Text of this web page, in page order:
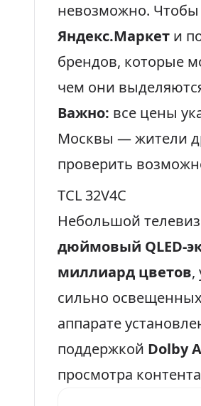
невозможно. Чтобы
Яндекс.Маркет и
брендов, которые
чем они
Важно: все цены
Москвы — жители
проверить
TCL 32V4C
Небольшой
дюймовый QLED-
миллиард цветов,
сильно
аппарате
поддержкой Dolby
просмотра